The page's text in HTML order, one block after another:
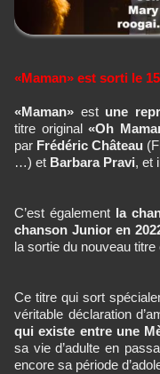
«Maman» est sorti le
«Maman» est une
titre original«Oh
par Frédéric Château
…) et Barbara Pravi, et
C’est également la
chanson Junior en
la sortie du nouveau
Ce titre qui sort
véritable déclaration
qui existe entre une
sa vie d’adulte en
encore sa période